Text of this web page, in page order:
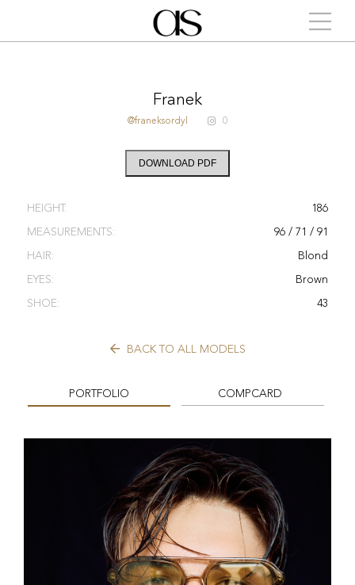
Franek
@franeksordyl 0
DOWNLOAD PDF
HEIGHT: 186
MEASUREMENTS: 96 / 71 / 91
HAIR: Blond
EYES: Brown
SHOE: 43
BACK TO ALL MODELS
PORTFOLIO COMPCARD